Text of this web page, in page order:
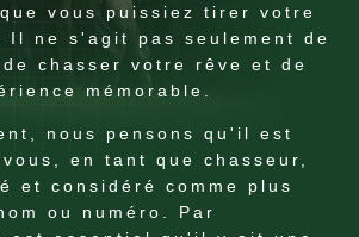
vous puissiez tirer votre
Il ne s'agit pas seulement de
chasser votre rêve et de
mémorable.
nous pensons qu'il est
en tant que chasseur,
et considéré comme plus
ou numéro. Par